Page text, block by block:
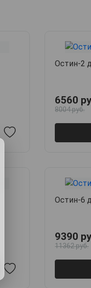
Остин-2
6560
8004 руб.
Остин-6
9390
11362 руб.